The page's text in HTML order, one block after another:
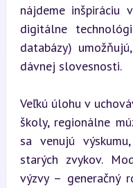
nájdeme inšpiráciu
digitálne
databázy)
dávnej slovesnosti.
Veľkú úlohu v
školy, regionálne
sa venujú
starých zvykov.
výzvy – generačný